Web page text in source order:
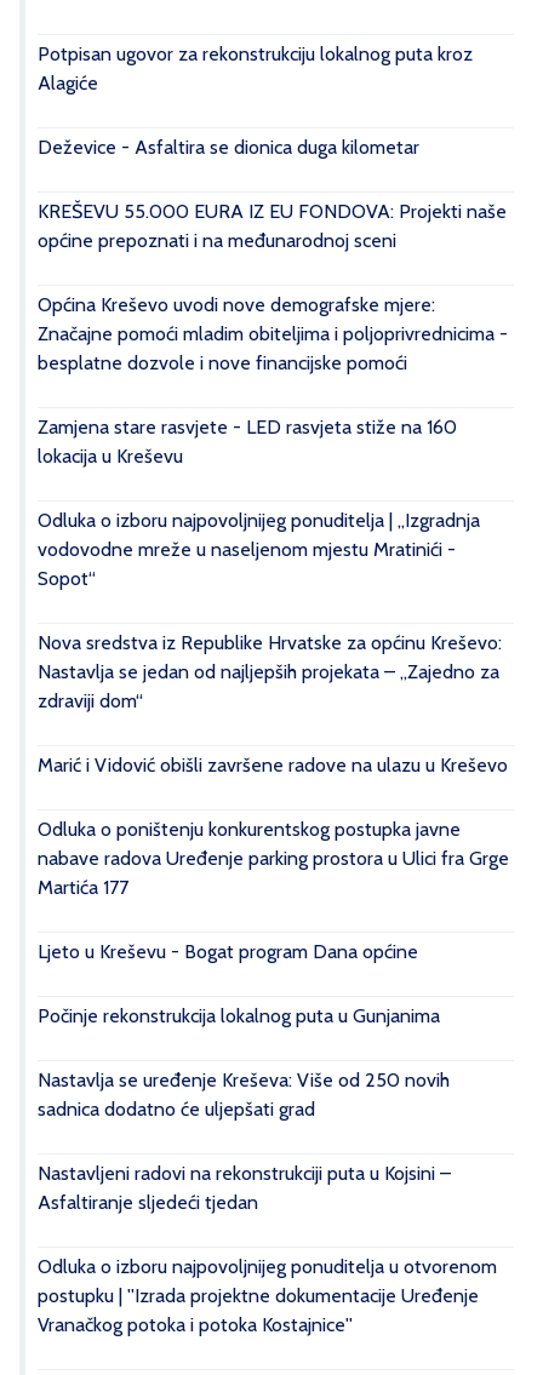
Potpisan ugovor za rekonstrukciju lokalnog puta kroz
Alagiće
Deževice - Asfaltira se dionica duga kilometar
KREŠEVU 55.000 EURA IZ EU FONDOVA: Projekti naše
općine prepoznati i na međunarodnoj sceni
Općina Kreševo uvodi nove demografske mjere:
Značajne pomoći mladim obiteljima i poljoprivrednicima -
besplatne dozvole i nove financijske pomoći
Zamjena stare rasvjete - LED rasvjeta stiže na 160
lokacija u Kreševu
Odluka o izboru najpovoljnijeg ponuditelja | „Izgradnja
vodovodne mreže u naseljenom mjestu Mratinići -
Sopot“
Nova sredstva iz Republike Hrvatske za općinu Kreševo:
Nastavlja se jedan od najljepših projekata – „Zajedno za
zdraviji dom“
Marić i Vidović obišli završene radove na ulazu u Kreševo
Odluka o poništenju konkurentskog postupka javne
nabave radova Uređenje parking prostora u Ulici fra Grge
Martića 177
Ljeto u Kreševu - Bogat program Dana općine
Počinje rekonstrukcija lokalnog puta u Gunjanima
Nastavlja se uređenje Kreševa: Više od 250 novih
sadnica dodatno će uljepšati grad
Nastavljeni radovi na rekonstrukciji puta u Kojsini –
Asfaltiranje sljedeći tjedan
Odluka o izboru najpovoljnijeg ponuditelja u otvorenom
postupku | ''Izrada projektne dokumentacije Uređenje
Vranačkog potoka i potoka Kostajnice''